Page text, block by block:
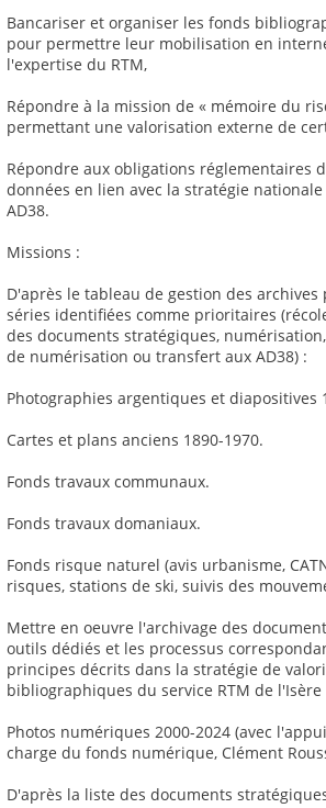
Bancariser et organiser les fonds
pour permettre leur mobilisation en
l'expertise du RTM,
Répondre à la mission de « mémoire du
permettant une valorisation externe de
Répondre aux obligations réglementaires
données en lien avec la stratégie
AD38.
Missions :
D'après le tableau de gestion des
séries identifiées comme prioritaires
des documents stratégiques,
de numérisation ou transfert aux AD38) :
Photographies argentiques et diapositives
Cartes et plans anciens 1890-1970.
Fonds travaux communaux.
Fonds travaux domaniaux.
Fonds risque naturel (avis urbanisme,
risques, stations de ski, suivis des
Mettre en oeuvre l'archivage des
outils dédiés et les processus
principes décrits dans la stratégie de
bibliographiques du service RTM de l'Isère
Photos numériques 2000-2024 (avec
charge du fonds numérique, Clément
D'après la liste des documents